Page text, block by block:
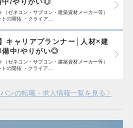
（ゼネコン・サブコン・建築資材メーカー等）
の開拓 ・クライア…
キャリアプランナー│人材×建
備中/やりがい◎
（ゼネコン・サブコン・建築資材メーカー等）
の開拓 ・クライア…
ンの転職・求人情報一覧を見る